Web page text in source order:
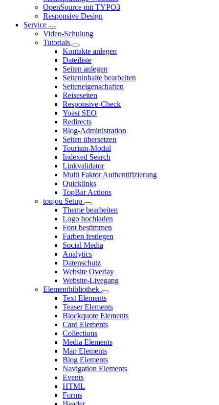
OpenSource mit TYPO3
Responsive Design
Service
Video-Schulung
Tutorials
Kontakte anlegen
Dateiliste
Seiten anlegen
Seiteninhalte bearbeiten
Seiteneigenschaften
Reiseseiten
Responsive-Check
Yoast SEO
Redirects
Blog-Administration
Seiten übersetzen
Tourism-Modul
Indexed Search
Linkvalidator
Multi Faktor Authentifizierung
Quicklinks
TopBar Actions
toujou Setup
Theme bearbeiten
Logo hochladen
Font bestimmen
Farben festlegen
Social Media
Analytics
Datenschutz
Website Overlay
Website-Livegang
Elementbibliothek
Text Elements
Teaser Elements
Blockquote Elements
Card Elements
Collections
Media Elements
Map Elements
Blog Elements
Navigation Elements
Events
HTML
Forms